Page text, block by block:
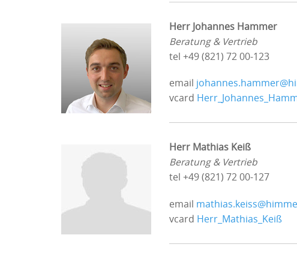
Herr Johannes Hammer
Beratung & Vertrieb
tel +49 (821) 72 00-123
email
vcard
Herr Mathias Keiß
Beratung & Vertrieb
tel +49 (821) 72 00-127
email
vcard Herr_Mathias_Keiß